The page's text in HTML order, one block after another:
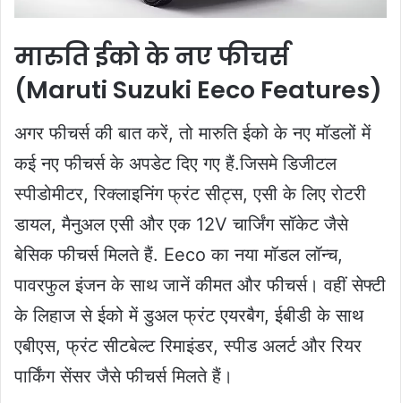
मारुति ईको के नए फीचर्स
(Maruti Suzuki Eeco Features)
अगर फीचर्स की बात करें, तो मारुति ईको के नए मॉडलों में
कई नए फीचर्स के अपडेट दिए गए हैं.जिसमे डिजीटल
स्पीडोमीटर, रिक्लाइनिंग फ्रंट सीट्स, एसी के लिए रोटरी
डायल, मैनुअल एसी और एक 12V चार्जिंग सॉकेट जैसे
बेसिक फीचर्स मिलते हैं. Eeco का नया मॉडल लॉन्च,
पावरफुल इंजन के साथ जानें कीमत और फीचर्स। वहीं सेफ्टी
के लिहाज से ईको में डुअल फ्रंट एयरबैग, ईबीडी के साथ
एबीएस, फ्रंट सीटबेल्ट रिमाइंडर, स्पीड अलर्ट और रियर
पार्किंग सेंसर जैसे फीचर्स मिलते हैं।